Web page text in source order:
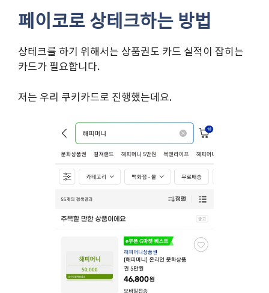
페이코로 상테크하는 방법
상테크를 하기 위해서는 상품권도 카드 실적이 잡히는
카드가 필요합니다.
저는 우리 쿠키카드로 진행했는데요.